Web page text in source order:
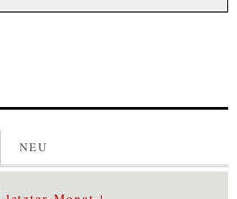
NEU